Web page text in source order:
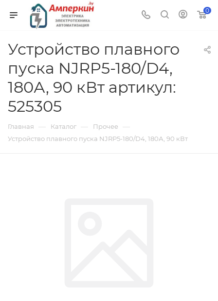
0
Устройство плавного
пуска NJRP5-180/D4,
180А, 90 кВт артикул:
525305
Главная — Каталог — Прочее —
Устройство плавного пуска NJRP5-180/D4, 180А, 90 кВт